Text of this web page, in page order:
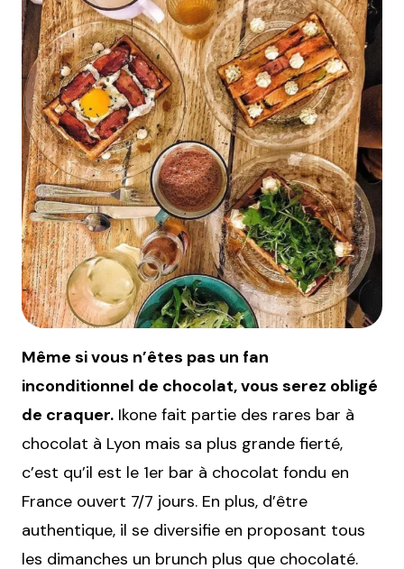
Même si vous n’êtes pas un fan
inconditionnel de chocolat, vous serez obligé
de craquer. Ikone fait partie des rares bar à
chocolat à Lyon mais sa plus grande fierté,
c’est qu’il est le 1er bar à chocolat fondu en
France ouvert 7/7 jours. En plus, d’être
authentique, il se diversifie en proposant tous
les dimanches un brunch plus que chocolaté.